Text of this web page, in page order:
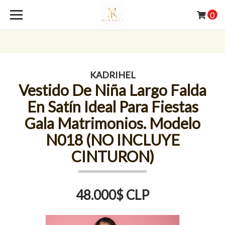
0
KADRIHEL
Vestido De Niña Largo Falda
En Satín Ideal Para Fiestas
Gala Matrimonios. Modelo
N018 (NO INCLUYE
CINTURON)
48.000$ CLP